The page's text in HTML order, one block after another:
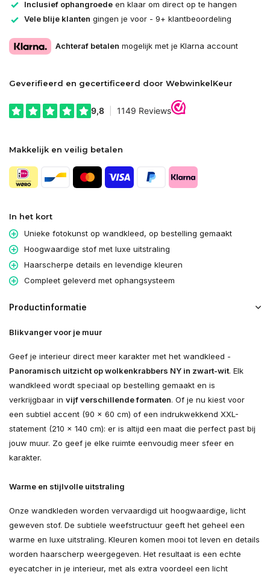
Inclusief ophangroede en klaar om direct op te hangen
Vele blije klanten gingen je voor - 9+ klantbeoordeling
Achteraf betalen mogelijk met je Klarna account
Geverifieerd en gecertificeerd door WebwinkelKeur
Makkelijk en veilig betalen
In het kort
Unieke fotokunst op wandkleed, op bestelling gemaakt
Hoogwaardige stof met luxe uitstraling
Haarscherpe details en levendige kleuren
Compleet geleverd met ophangsysteem
Productinformatie
Blikvanger voor je muur
Geef je interieur direct meer karakter met het wandkleed -
Panoramisch uitzicht op wolkenkrabbers NY in zwart-wit. Elk
wandkleed wordt speciaal op bestelling gemaakt en is
verkrijgbaar in vijf verschillende formaten. Of je nu kiest voor
een subtiel accent (90 × 60 cm) of een indrukwekkend XXL-
statement (210 × 140 cm): er is altijd een maat die perfect past bij
jouw muur. Zo geef je elke ruimte eenvoudig meer sfeer en
karakter.
Warme en stijlvolle uitstraling
Onze wandkleden worden vervaardigd uit hoogwaardige, licht
geweven stof. De subtiele weefstructuur geeft het geheel een
warme en luxe uitstraling. Kleuren komen mooi tot leven en details
worden haarscherp weergegeven. Het resultaat is een echte
eyecatcher in je interieur, met als extra voordeel een licht